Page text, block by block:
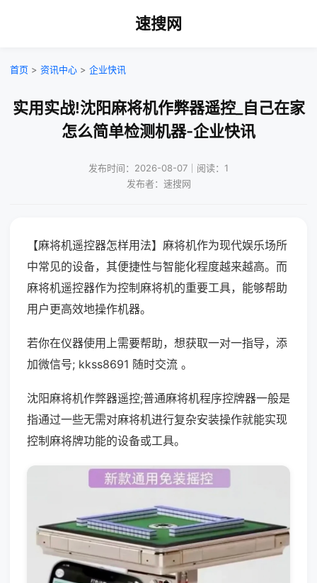
速搜网
首页 > 资讯中心 > 企业快讯
实用实战!沈阳麻将机作弊器遥控_自己在家
怎么简单检测机器-企业快讯
发布时间：2026-08-07｜阅读：1
发布者：速搜网
【麻将机遥控器怎样用法】麻将机作为现代娱乐场所
中常见的设备，其便捷性与智能化程度越来越高。而
麻将机遥控器作为控制麻将机的重要工具，能够帮助
用户更高效地操作机器。
若你在仪器使用上需要帮助，想获取一对一指导，添
加微信号; kkss8691 随时交流 。
沈阳麻将机作弊器遥控;普通麻将机程序控牌器一般是
指通过一些无需对麻将机进行复杂安装操作就能实现
控制麻将牌功能的设备或工具。